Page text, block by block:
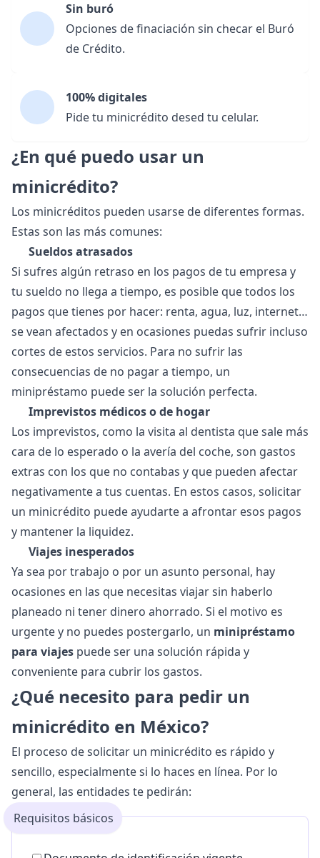
Sin buró
Opciones de finaciación sin checar el Buró
de Crédito.
100% digitales
Pide tu minicrédito desed tu celular.
¿En qué puedo usar un
minicrédito?
Los minicréditos pueden usarse de diferentes formas.
Estas son las más comunes:
Sueldos atrasados
Si sufres algún retraso en los pagos de tu empresa y
tu sueldo no llega a tiempo, es posible que todos los
pagos que tienes por hacer: renta, agua, luz, internet…
se vean afectados y en ocasiones puedas sufrir incluso
cortes de estos servicios. Para no sufrir las
consecuencias de no pagar a tiempo, un
minipréstamo puede ser la solución perfecta.
Imprevistos médicos o de hogar
Los imprevistos, como la visita al dentista que sale más
cara de lo esperado o la avería del coche, son gastos
extras con los que no contabas y que pueden afectar
negativamente a tus cuentas. En estos casos, solicitar
un minicrédito puede ayudarte a afrontar esos pagos
y mantener la liquidez.
Viajes inesperados
Ya sea por trabajo o por un asunto personal, hay
ocasiones en las que necesitas viajar sin haberlo
planeado ni tener dinero ahorrado. Si el motivo es
urgente y no puedes postergarlo, un minipréstamo
para viajes puede ser una solución rápida y
conveniente para cubrir los gastos.
¿Qué necesito para pedir un
minicrédito en México?
El proceso de solicitar un minicrédito es rápido y
sencillo, especialmente si lo haces en línea. Por lo
general, las entidades te pedirán:
Requisitos básicos